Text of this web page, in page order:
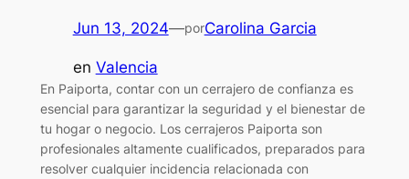
Jun 13, 2024—porCarolina Garcia
en Valencia
En Paiporta, contar con un cerrajero de confianza es
esencial para garantizar la seguridad y el bienestar de
tu hogar o negocio. Los cerrajeros Paiporta son
profesionales altamente cualificados, preparados para
resolver cualquier incidencia relacionada con